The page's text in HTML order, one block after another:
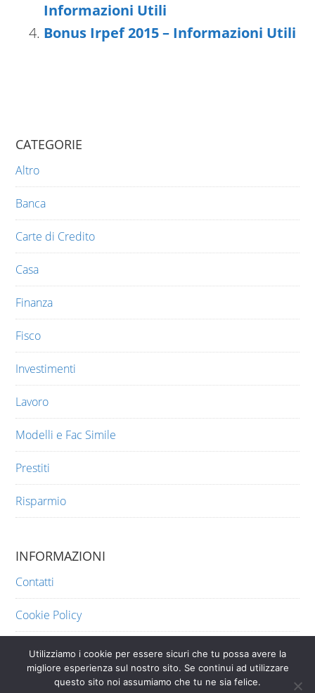
Informazioni Utili
Bonus Irpef 2015 – Informazioni Utili
CATEGORIE
Altro
Banca
Carte di Credito
Casa
Finanza
Fisco
Investimenti
Lavoro
Modelli e Fac Simile
Prestiti
Risparmio
INFORMAZIONI
Contatti
Cookie Policy
Privacy
Utilizziamo i cookie per essere sicuri che tu possa avere la
migliore esperienza sul nostro sito. Se continui ad utilizzare
questo sito noi assumiamo che tu ne sia felice.